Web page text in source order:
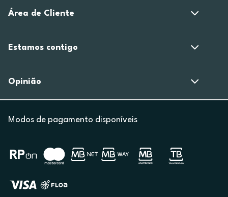
Área de Cliente
Estamos contigo
Opinião
Modos de pagamento disponíveis